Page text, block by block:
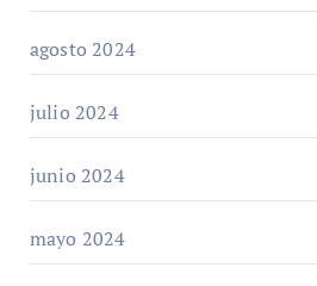
agosto 2024
julio 2024
junio 2024
mayo 2024